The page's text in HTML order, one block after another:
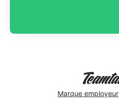
Marque employeur